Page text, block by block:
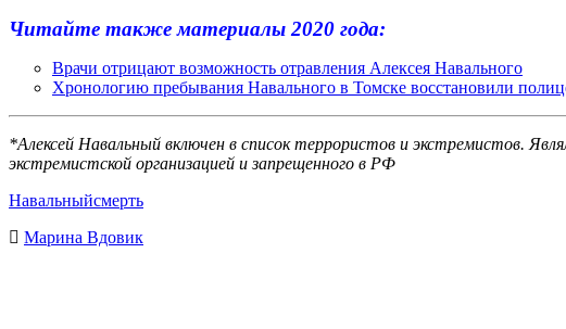
Читайте также материалы 2020 года:
Врачи отрицают возможность отравления Алексея Навального
Хронологию пребывания Навального в Томске восстановили
*Алексей Навальный включен в список террористов и экстремистов.
экстремистской организацией и запрещенного в РФ
Навальныйсмерть
Марина Вдовик